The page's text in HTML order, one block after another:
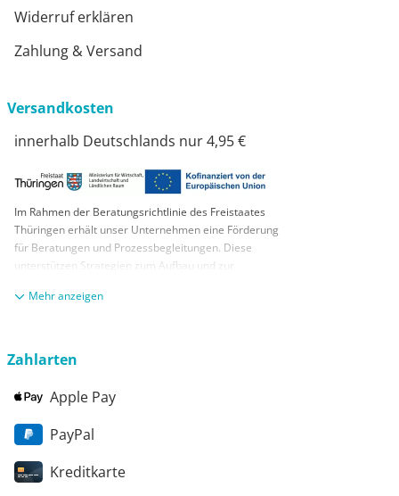
Widerruf erklären
Zahlung & Versand
Versandkosten
innerhalb Deutschlands nur 4,95 €
Im Rahmen der Beratungsrichtlinie des Freistaates
Thüringen erhält unser Unternehmen eine Förderung
für Beratungen und Prozessbegleitungen. Diese
unterstützen Strategien zum Aufbau und zur
KMUs. Die daraus resultierenden Ergebnisse und
aus Mitteln des Europäischen Sozialfonds Plus und
anzeigen
Zahlarten
Apple Pay
PayPal
Kreditkarte